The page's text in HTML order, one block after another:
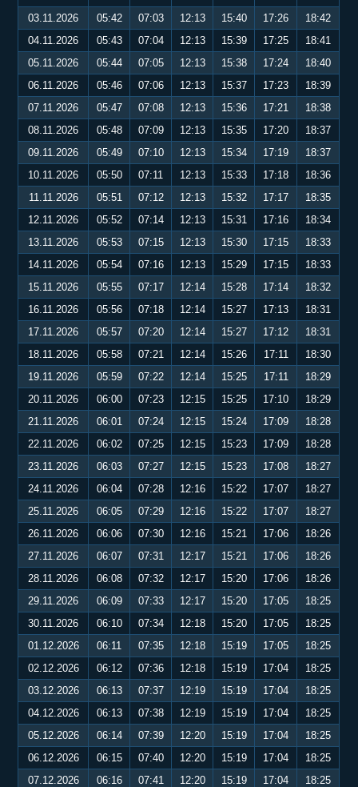
03.11.2026
05:42 07:03 12:13 15:40 17:26
18:42
04.11.2026
05:43 07:04 12:13 15:39 17:25
18:41
05.11.2026
05:44 07:05 12:13 15:38 17:24
18:40
06.11.2026
05:46 07:06 12:13 15:37 17:23
18:39
07.11.2026
05:47 07:08 12:13 15:36 17:21
18:38
08.11.2026
05:48 07:09 12:13 15:35 17:20
18:37
09.11.2026
05:49 07:10 12:13 15:34 17:19
18:37
10.11.2026
05:50 07:11 12:13 15:33 17:18
18:36
11.11.2026
05:51 07:12 12:13 15:32 17:17
18:35
12.11.2026
05:52 07:14 12:13 15:31 17:16
18:34
13.11.2026
05:53 07:15 12:13 15:30 17:15
18:33
14.11.2026
05:54 07:16 12:13 15:29 17:15
18:33
15.11.2026
05:55 07:17 12:14 15:28 17:14
18:32
16.11.2026
05:56 07:18 12:14 15:27 17:13
18:31
17.11.2026
05:57 07:20 12:14 15:27 17:12
18:31
18.11.2026
05:58 07:21 12:14 15:26 17:11
18:30
19.11.2026
05:59 07:22 12:14 15:25 17:11
18:29
20.11.2026
06:00 07:23 12:15 15:25 17:10
18:29
21.11.2026
06:01 07:24 12:15 15:24 17:09
18:28
22.11.2026
06:02 07:25 12:15 15:23 17:09
18:28
23.11.2026
06:03 07:27 12:15 15:23 17:08
18:27
24.11.2026
06:04 07:28 12:16 15:22 17:07
18:27
25.11.2026
06:05 07:29 12:16 15:22 17:07
18:27
26.11.2026
06:06 07:30 12:16 15:21 17:06
18:26
27.11.2026
06:07 07:31 12:17 15:21 17:06
18:26
28.11.2026
06:08 07:32 12:17 15:20 17:06
18:26
29.11.2026
06:09 07:33 12:17 15:20 17:05
18:25
30.11.2026
06:10 07:34 12:18 15:20 17:05
18:25
01.12.2026
06:11 07:35 12:18 15:19 17:05
18:25
02.12.2026
06:12 07:36 12:18 15:19 17:04
18:25
03.12.2026
06:13 07:37 12:19 15:19 17:04
18:25
04.12.2026
06:13 07:38 12:19 15:19 17:04
18:25
05.12.2026
06:14 07:39 12:20 15:19 17:04
18:25
06.12.2026
06:15 07:40 12:20 15:19 17:04
18:25
07.12.2026
06:16 07:41 12:20 15:19 17:04
18:25